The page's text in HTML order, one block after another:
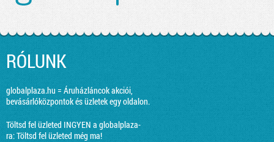
RÓLUNK
globalplaza.hu = Áruházláncok akciói,
bevásárlóközpontok és üzletek egy oldalon.
Töltsd fel üzleted INGYEN a globalplaza-
ra:Töltsd fel üzleted még ma!